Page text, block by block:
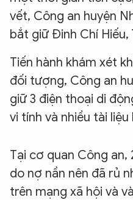
vết, Công an huyện
bắt giữ Đinh Chí Hiếu,
Tiến hành khám xét
đối tượng, Công an
giữ 3 điện thoại di
vi tính và nhiều tài
Tại cơ quan Công
do nợ nần nên đã rủ
trên mạng xã hội và